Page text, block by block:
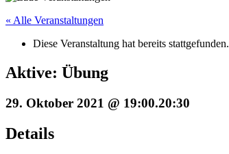
« Alle Veranstaltungen
Diese Veranstaltung hat bereits stattgefunden.
Aktive: Übung
29. Oktober 2021 @ 19:00.20:30
Details